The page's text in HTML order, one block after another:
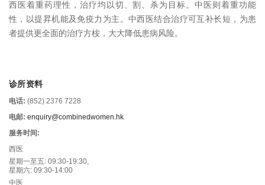
西医着重药理性，治疗均以切、割、杀为目标。中医则着重功能
性，以提昇机能及免疫力为主。中西医结合治疗可互补长短，为患
者提供更全面的治疗方桉，大大降低患病风险。
诊所资料
电话: (852) 2376 7228
电邮: enquiry@combinedwomen.hk
服务时间:
西医
星期一至五: 09:30-19:30,
星期六: 09:30-14:00
中医